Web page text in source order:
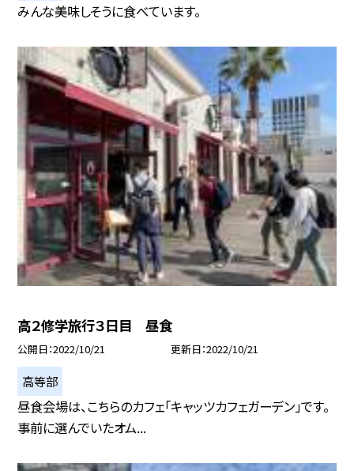
みんな美味しそうに食べています。
高２修学旅行３日目 昼食
公開日 2022/10/21 更新日 2022/10/21
高等部
昼食会場は、こちらのカフェ「キャッツカフェガーデン」です。
事前に選んでいたオム...